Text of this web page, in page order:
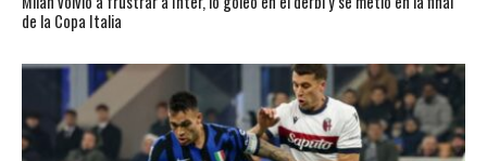
de la Copa Italia